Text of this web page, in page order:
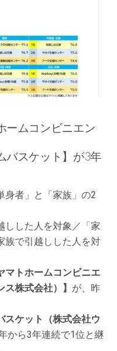
ームコンビニエン
バスケット】が3年
者」と「家族」の2
しした人を対象／「家
族で引越しした人を対
マトホームコンビニエ
株式会社）】 が、昨
スケット（株式会社ウ
から3年連続で1位と継